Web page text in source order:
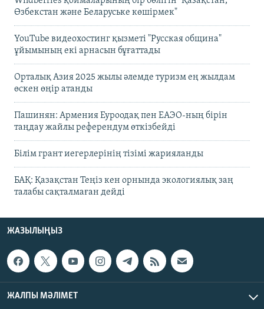
Өзбекстан және Беларуське көшірмек"
YouTube видеохостинг қызметі "Русская община"
ұйымының екі арнасын бұғаттады
Орталық Азия 2025 жылы әлемде туризм ең жылдам
өскен өңір атанды
Пашинян: Армения Еуроодақ пен ЕАЭО-ның бірін
таңдау жайлы референдум өткізбейді
Білім грант иегерлерінің тізімі жарияланды
БАҚ: Қазақстан Теңіз кен орнында экологиялық заң
талабы сақталмаған дейді
ЖАЗЫЛЫҢЫЗ
ЖАЛПЫ МӘЛІМЕТ